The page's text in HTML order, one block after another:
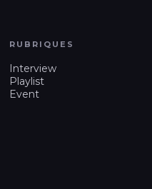
RUBRIQUES
Interview
Playlist
Event